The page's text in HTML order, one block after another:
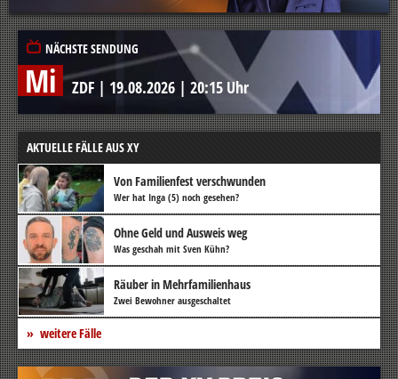
NÄCHSTE SENDUNG
Mi ZDF | 19.08.2026 | 20:15 Uhr
AKTUELLE FÄLLE AUS XY
Von Familienfest verschwunden
Wer hat Inga (5) noch gesehen?
Ohne Geld und Ausweis weg
Was geschah mit Sven Kühn?
Räuber in Mehrfamilienhaus
Zwei Bewohner ausgeschaltet
weitere Fälle